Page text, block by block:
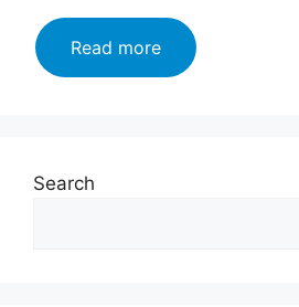
Read moreDelhi
Police
Search